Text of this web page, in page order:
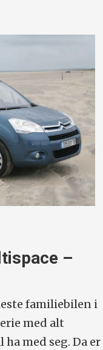
–
familiebilen i
med alt
med seg. Da er